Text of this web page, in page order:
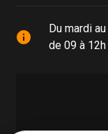
info
Du mardi
de 09 à